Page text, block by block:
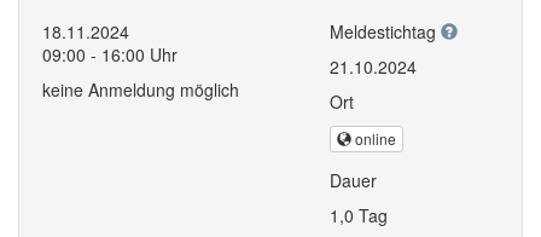
18.11.2024
09:00 - 16:00 Uhr
keine Anmeldung möglich
Meldestichtag
21.10.2024
Ort
online
Dauer
1,0 Tag